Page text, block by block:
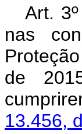
Art.
nas
de
13.456,